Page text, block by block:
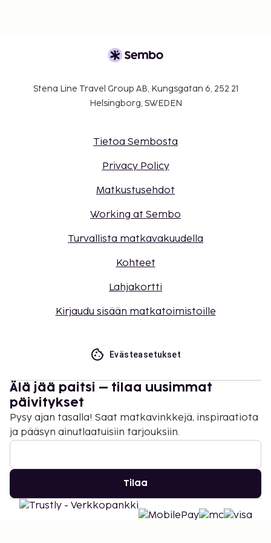
Stena Line Travel Group AB, Kungsgatan 6, 252 21
Helsingborg, SWEDEN
Tietoa Sembosta
Privacy Policy
Matkustusehdot
Working at Sembo
Turvallista matkavakuudella
Kohteet
Lahjakortti
Kirjaudu sisään matkatoimistoille
Evästeasetukset
Älä jää paitsi – tilaa uusimmat
päivitykset
Pysy ajan tasalla! Saat matkavinkkejä, inspiraatiota
ja pääsyn ainutlaatuisiin tarjouksiin.
Tilaa